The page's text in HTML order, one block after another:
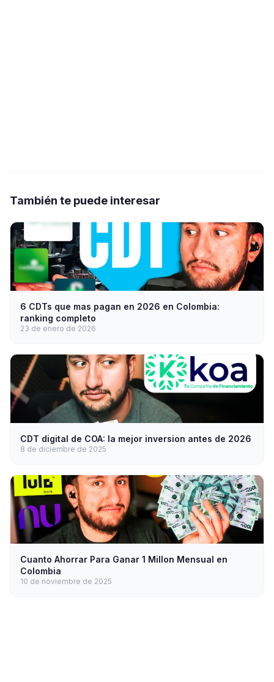
También te puede interesar
6 CDTs que mas pagan en 2026 en Colombia:
ranking completo
23 de enero de 2026
CDT digital de COA: la mejor inversion antes de 2026
8 de diciembre de 2025
Cuanto Ahorrar Para Ganar 1 Millon Mensual en
Colombia
10 de noviembre de 2025